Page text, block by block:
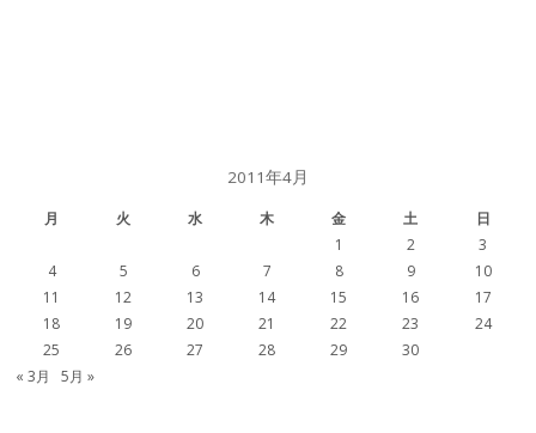
2011年4月
月 火 水 木 金 土
日
1
2
3
4
5 6 7 8 9
10
11
12 13 14 15 16
17
18
19 20 21 22 23
24
25
26 27 28 29
30
« 3月
5月 »